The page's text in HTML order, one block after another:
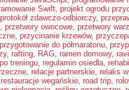
Swift, projekt ogrodu
protokół zdawczo-odbiorczy,
, przetwory owocowe, przetwory
, przycinanie krzewów,
przygotowanie do półmaratonu,
, rafting, RAG, ramen domowy,
treningu, regulamin osiedla,
, relacje partnerskie, relaks
restauracje wegańskie, road trip,